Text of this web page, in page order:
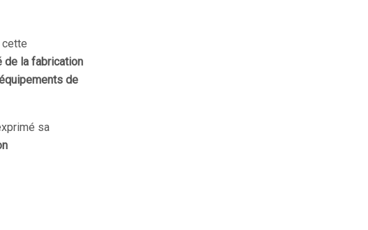
cette
de la fabrication
de
sa